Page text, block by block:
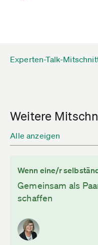
Experten-Talk-
Weitere
Alle anzeigen
Wenn eine/r
Gemeinsam als
schaffen